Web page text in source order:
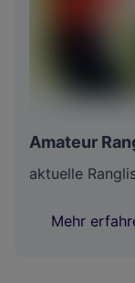
Amateur
aktuelle
Mehr